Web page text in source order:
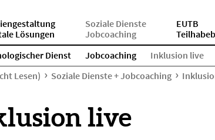
Lösungen
Soziale Dienste
Jobcoaching
EUTB
Dienst Jobcoaching
Inklusion live
Lesen) Soziale Dienste + Jobcoaching
live